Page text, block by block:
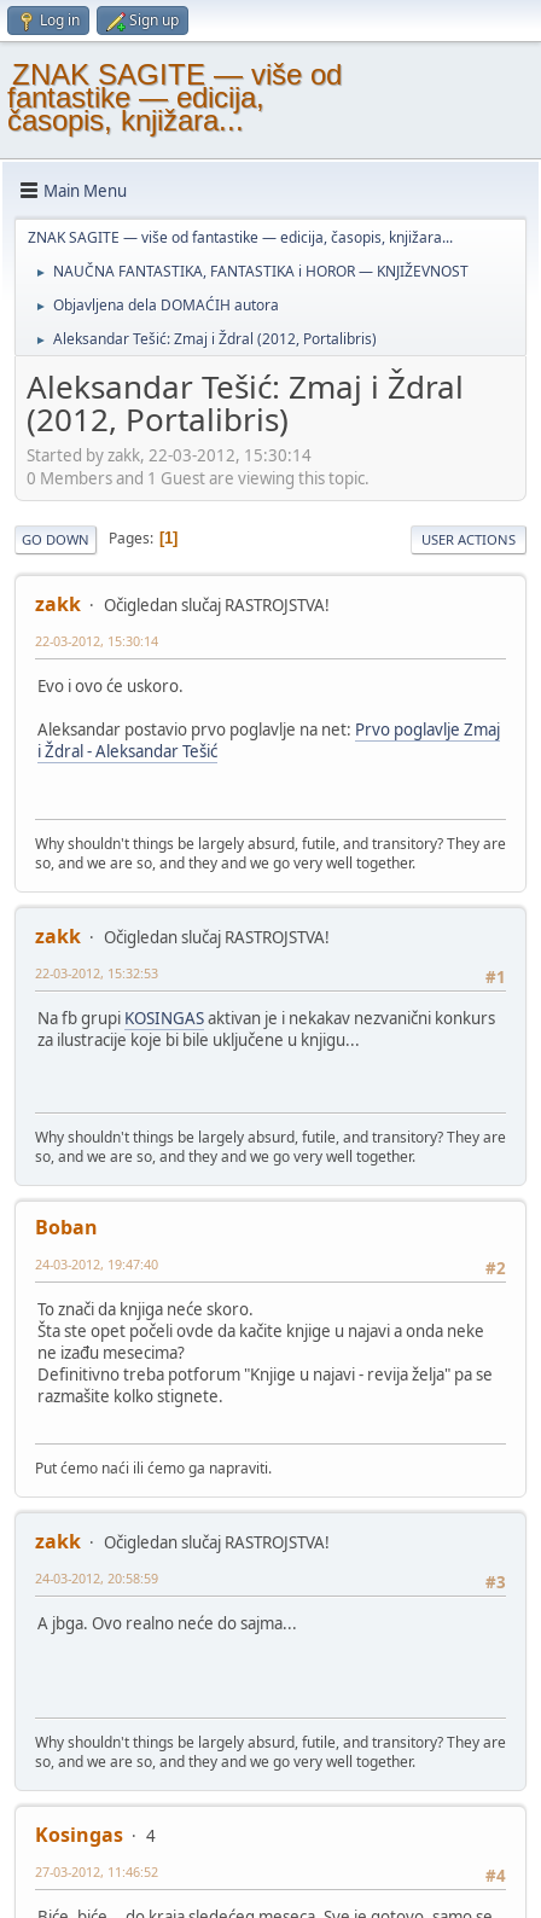
Log in Sign up
ZNAK SAGITE — više od
fantastike — edicija,
časopis, knjižara...
Main Menu
ZNAK SAGITE — više od fantastike — edicija, časopis, knjižara...
► NAUČNA FANTASTIKA, FANTASTIKA i HOROR — KNJIŽEVNOST
► Objavljena dela DOMAĆIH autora
► Aleksandar Tešić: Zmaj i Ždral (2012, Portalibris)
Aleksandar Tešić: Zmaj i Ždral
(2012, Portalibris)
Started by zakk, 22-03-2012, 15:30:14
0 Members and 1 Guest are viewing this topic.
GO DOWN Pages 1 USER ACTIONS
zakk Očigledan slučaj RASTROJSTVA!
22-03-2012, 15:30:14
Evo i ovo će uskoro.
Aleksandar postavio prvo poglavlje na net: Prvo poglavlje Zmaj
i Ždral - Aleksandar Tešić
Why shouldn't things be largely absurd, futile, and transitory? They are
so, and we are so, and they and we go very well together.
zakk
Očigledan slučaj RASTROJSTVA!
#1
22-03-2012, 15:32:53
Na fb grupi KOSINGASaktivan je i nekakav nezvanični konkurs
za ilustracije koje bi bile uključene u knjigu...
Why shouldn't things be largely absurd, futile, and transitory? They are
so, and we are so, and they and we go very well together.
Boban
#2
24-03-2012, 19:47:40
To znači da knjiga neće skoro.
Šta ste opet počeli ovde da kačite knjige u najavi a onda neke
ne izađu mesecima?
Definitivno treba potforum "Knjige u najavi - revija želja" pa se
razmašite kolko stignete.
Put ćemo naći ili ćemo ga napraviti.
zakk
Očigledan slučaj RASTROJSTVA!
#3
24-03-2012, 20:58:59
A jbga. Ovo realno neće do sajma...
Why shouldn't things be largely absurd, futile, and transitory? They are
so, and we are so, and they and we go very well together.
Kosingas
4
#4
27-03-2012, 11:46:52